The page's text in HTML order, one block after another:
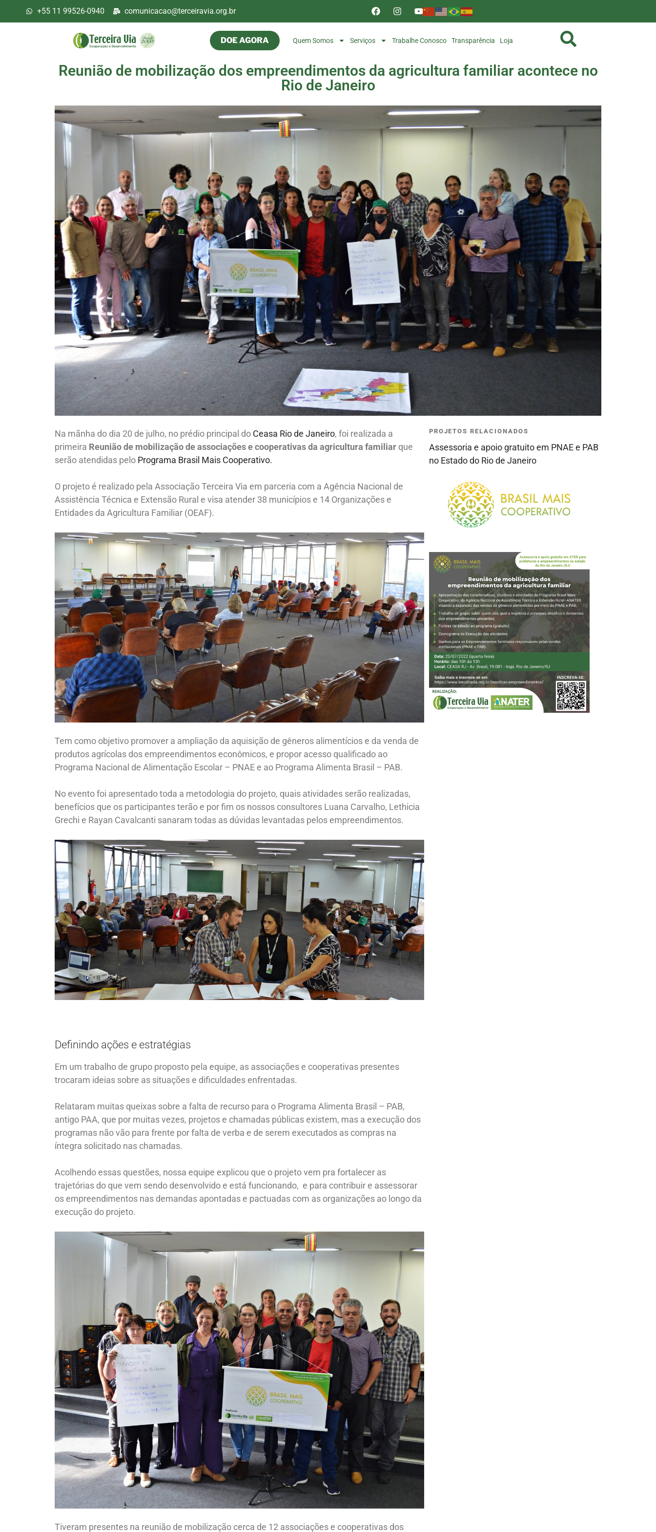
+55 11 99526-0940 comunicacao@terceiravia.org.br
DOE AGORA Quem Somos Serviços Trabalhe Conosco Transparência Loja
Reunião de mobilização dos empreendimentos da agricultura familiar acontece no
Rio de Janeiro
Na mãnha do dia 20 de julho, no prédio principal do Ceasa Rio de Janeiro, foi realizada a
primeira Reunião de mobilização de associações e cooperativas da agricultura familiar que
serão atendidas pelo Programa Brasil Mais Cooperativo.
O projeto é realizado pela Associação Terceira Via em parceria com a Agência Nacional de
Assistência Técnica e Extensão Rural e visa atender 38 municípios e 14 Organizações e
Entidades da Agricultura Familiar (OEAF).
Tem como objetivo promover a ampliação da aquisição de gêneros alimentícios e da venda de
produtos agrícolas dos empreendimentos econômicos, e propor acesso qualificado ao
Programa Nacional de Alimentação Escolar – PNAE e ao Programa Alimenta Brasil – PAB.
No evento foi apresentado toda a metodologia do projeto, quais atividades serão realizadas,
benefícios que os participantes terão e por fim os nossos consultores Luana Carvalho, Lethicia
Grechi e Rayan Cavalcanti sanaram todas as dúvidas levantadas pelos empreendimentos.
Definindo ações e estratégias
Em um trabalho de grupo proposto pela equipe, as associações e cooperativas presentes
trocaram ideias sobre as situações e dificuldades enfrentadas.
Relataram muitas queixas sobre a falta de recurso para o Programa Alimenta Brasil – PAB,
antigo PAA, que por muitas vezes, projetos e chamadas públicas existem, mas a execução dos
programas não vão para frente por falta de verba e de serem executados as compras na
íntegra solicitado nas chamadas.
Acolhendo essas questões, nossa equipe explicou que o projeto vem pra fortalecer as
trajetórias do que vem sendo desenvolvido e está funcionando, e para contribuir e assessorar
os empreendimentos nas demandas apontadas e pactuadas com as organizações ao longo da
execução do projeto.
Tiveram presentes na reunião de mobilização cerca de 12 associações e cooperativas dos
PROJETOS RELACIONADOS
Assessoria e apoio gratuito em PNAE e PAB
no Estado do Rio de Janeiro